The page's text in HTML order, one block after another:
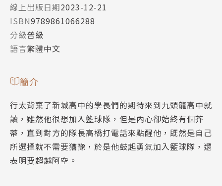
線上出版日期2023-12-21
ISBN9789861066288
分級普級
語言繁體中文
簡介
行太背棄了新城高中的學長們的期待來到九頭龍高中就
讀，雖然他很想加入籃球隊，但是內心卻始終有個芥
蒂，直到對方的隊長高橋打電話來點醒他，既然是自己
所選擇就不需要猶豫，於是他鼓起勇氣加入籃球隊，還
表明要超越阿空。